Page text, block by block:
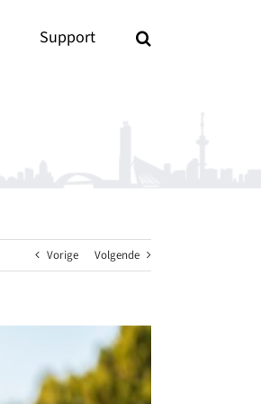
Support
Vorige Volgende